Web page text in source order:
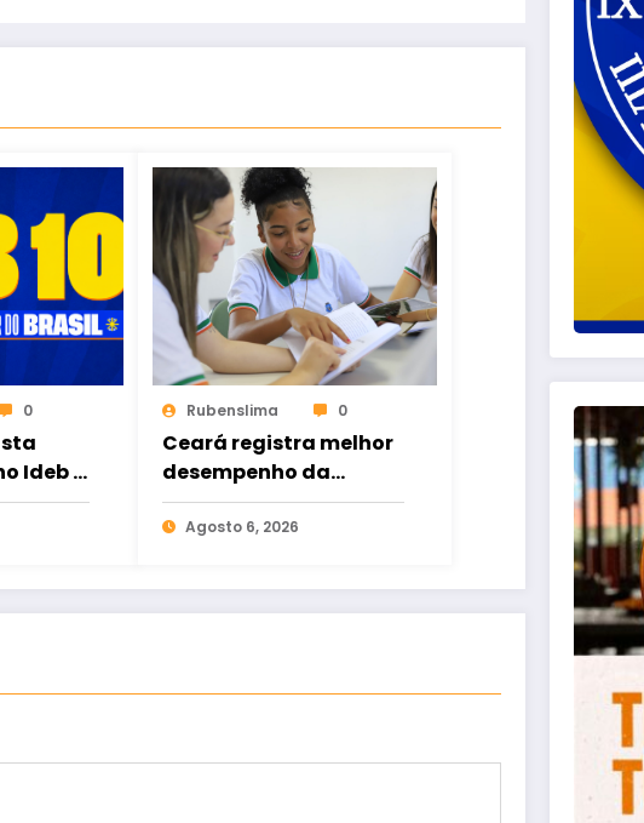
0
Ideb e
Rubenslima 0
Ceará registra melhor
desempenho da
história no Ensino
Médio e bate recorde
Agosto 6, 2026